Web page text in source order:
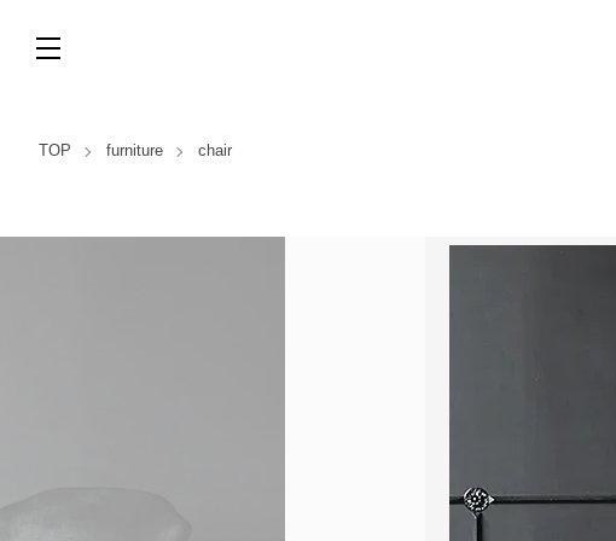
TOP furniture chair